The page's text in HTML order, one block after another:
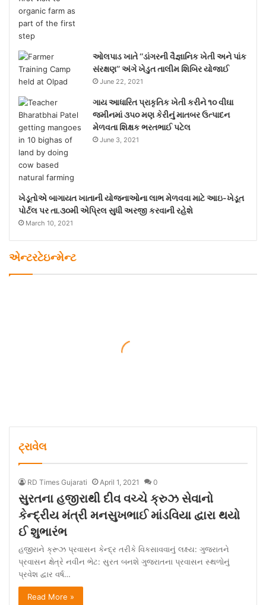
ઓલપાડ ખાતે ‘‘ડાંગરની વૈજ્ઞાનિક ખેતી અને પાંક
સંરક્ષણ’’ અંગે ખેડુત તાલીમ શિબિર યોજાઈ
June 22, 2021
ગાય આધારિત પ્રાકૃતિક ખેતી કરીને ૧૦ વીઘા
જમીનમાં ૩૫૦ મણ કેરીનું માતબર ઉત્પાદન
મેળવતા શિક્ષક ભરતભાઈ પટેલ
June 3, 2021
ખેડૂતોએ બાગાયત ખાતાની યોજનાઓના લાભ મેળવવા માટે આઇ-ખેડૂત
પોર્ટલ પર તા.૩૦મી એપ્રિલ સુધી અરજી કરવાની રહેશે
March 10, 2021
એન્ટરટેઇન્મેન્ટ
ટ્રાવેલ
RD Times Gujarati April 1, 2021 0
સુરતના હજીરાથી દીવ વચ્ચે ક્રુઝ સેવાનો
કેન્દ્રીય મંત્રી મનસુખભાઈ માંડવિયા દ્વારા થયો
ઈ શુભારંભ
હજીરાને ક્રૂઝ પ્રવાસન કેન્દ્ર તરીકે વિકસાવવાનું લક્ષ્ય: ગુજરાતને
પ્રવાસન ક્ષેત્રે નવીન ભેટ: સુરત બનશે ગુજરાતના પ્રવાસન સ્થળોનું
પ્રવેશ દ્વાર વર્ષ…
Read More »